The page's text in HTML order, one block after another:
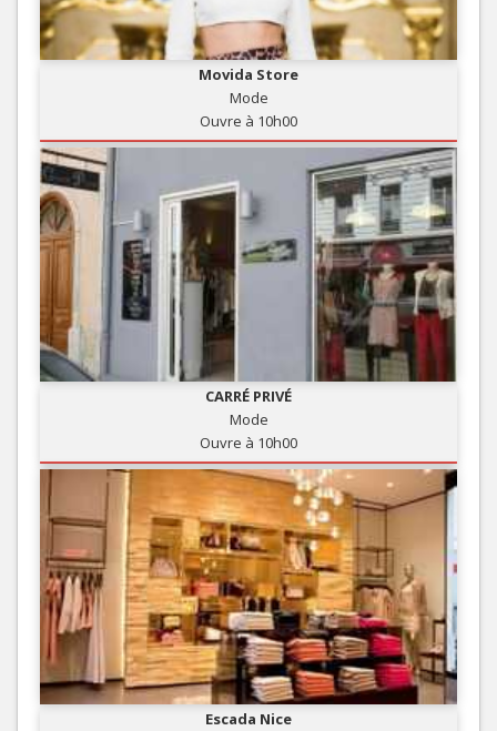
Movida Store
Mode
Ouvre à 10h00
CARRÉ PRIVÉ
Mode
Ouvre à 10h00
Escada Nice